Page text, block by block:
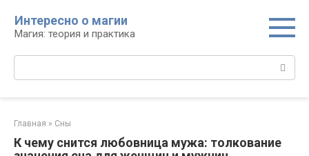
контенту
Интересно о магии
Магия: теория и практика
Главная » Сны
К чему снится любовница мужа: толкование